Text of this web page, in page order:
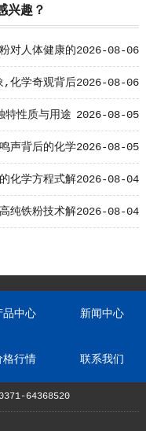
兴趣？
2026-08-06
对人体健康的
2026-08-06
,化学奇观背后
2026-08-05
特性质与用途
2026-08-05
声背后的化学
2026-08-04
化学方程式解
2026-08-04
纯铁粉技术解
品中心 新闻中心
格行情 联系我们
64368520